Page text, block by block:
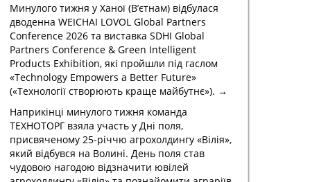
Минулого тижня у Ханої (В’єтнам) відбулася
дводенна WEICHAI LOVOL Global Partners
Conference 2026 та виставка SDHI Global
Partners Conference & Green Intelligent
Products Exhibition, які пройшли під гаслом
«Technology Empowers a Better Future»
(«Технології створюють краще майбутнє»). →
Наприкінці минулого тижня команда
ТЕХНОТОРГ взяла участь у Дні поля,
присвяченому 25-річчю агрохолдингу «Вілія»,
який відбувся на Волині. День поля став
чудовою нагодою відзначити ювілей